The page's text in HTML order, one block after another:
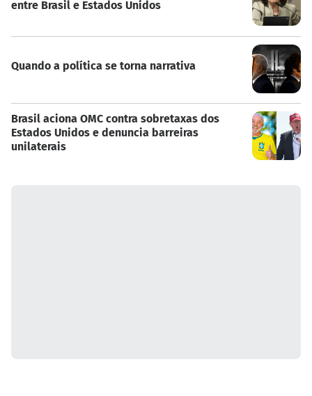
entre Brasil e Estados Unidos
Quando a política se torna narrativa
Brasil aciona OMC contra sobretaxas dos
Estados Unidos e denuncia barreiras
unilaterais